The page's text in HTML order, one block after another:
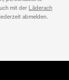
mit der Läderach
abmelden.